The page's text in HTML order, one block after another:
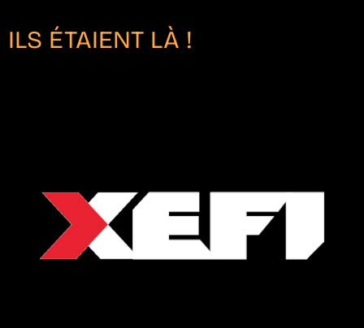
ILS ÉTAIENT LÀ !